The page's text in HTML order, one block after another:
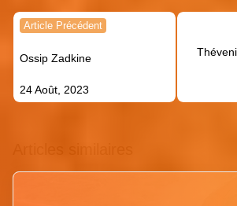
Navigation
l’article
Article Précédent
Ossip Zadkine
24 Août, 2023